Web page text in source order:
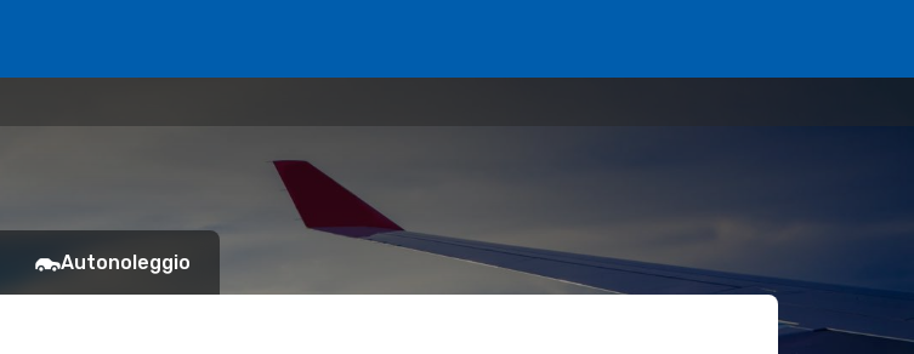
Autonoleggio